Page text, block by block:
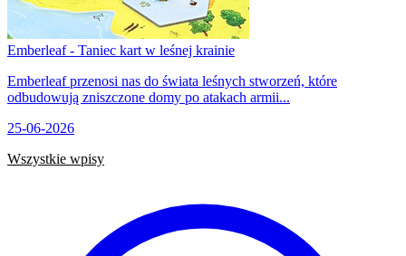
Emberleaf - Taniec kart w leśnej krainie
Emberleaf przenosi nas do świata leśnych stworzeń, które
odbudowują zniszczone domy po atakach armii...
25-06-2026
Wszystkie wpisy